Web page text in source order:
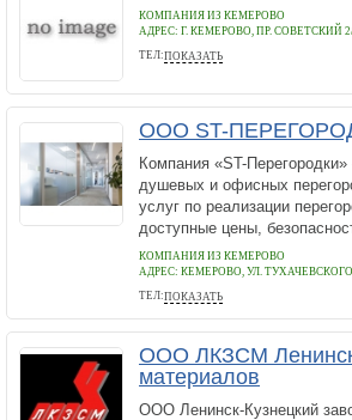
КОМПАНИЯ ИЗ КЕМЕРОВО
АДРЕС: Г. КЕМЕРОВО, ПР. СОВЕТСКИЙ
ТЕЛ:ПОКАЗАТЬ
(983) 2533007
ООО ST-
Компания «ST-
душевых и офисных
услуг по реализации
доступные цены,
КОМПАНИЯ ИЗ КЕМЕРОВО
АДРЕС: КЕМЕРОВО, УЛ.
ТЕЛ:ПОКАЗАТЬ
+7 (905) 959-61-68
ООО ЛКЗСМ
материалов
ООО Ленинск-Кузнецкий